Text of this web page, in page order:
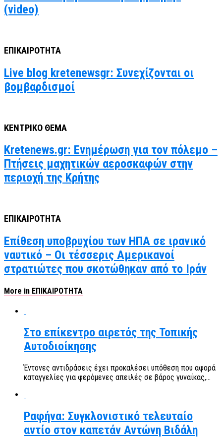
(video)
ΕΠΙΚΑΙΡΟΤΗΤΑ
Live blog kretenewsgr: Συνεχίζονται οι
βομβαρδισμοί
ΚΕΝΤΡΙΚΟ ΘΕΜΑ
Kretenews.gr: Ενημέρωση για τον πόλεμο –
Πτήσεις μαχητικών αεροσκαφών στην
περιοχή της Κρήτης
ΕΠΙΚΑΙΡΟΤΗΤΑ
Επίθεση υποβρυχίου των ΗΠΑ σε ιρανικό
ναυτικό – Οι τέσσερις Αμερικανοί
στρατιώτες που σκοτώθηκαν από το Ιράν
More in ΕΠΙΚΑΙΡΟΤΗΤΑ
Στο επίκεντρο αιρετός της Τοπικής
Αυτοδιοίκησης
Έντονες αντιδράσεις έχει προκαλέσει υπόθεση που αφορά
καταγγελίες για φερόμενες απειλές σε βάρος γυναίκας,...
Ραφήνα: Συγκλονιστικό τελευταίο
αντίο στον καπετάν Αντώνη Βιδάλη